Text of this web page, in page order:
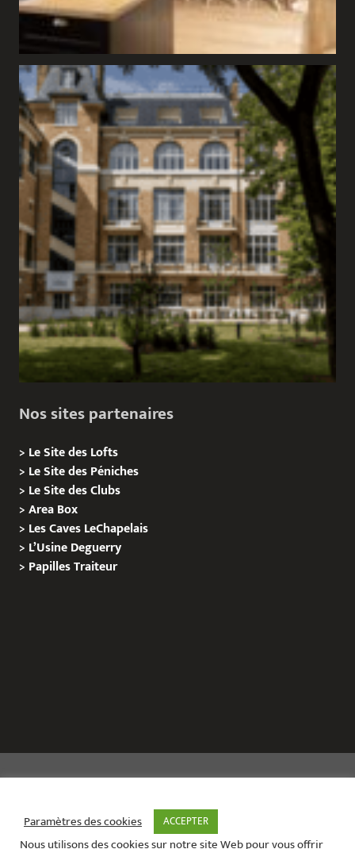
Nos sites partenaires
> Le Site des Lofts
> Le Site des Péniches
> Le Site des Clubs
>Area Box
> Les Caves LeChapelais
> L’Usine Deguerry
> PapillesTraiteur
Le site de l’évènementiel contact :01 42 71 40 79
Paramètres des cookies ACCEPTER
Nous utilisons des cookies sur notre site Web pour vous offrir